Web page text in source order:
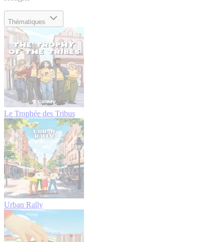
Thématiques
Le Trophée des Tribus
Urban Rally